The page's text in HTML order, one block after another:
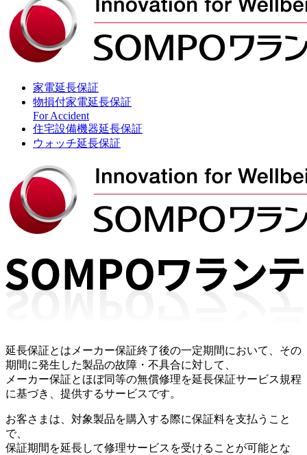
家電延長保証
物損付家電延長保証
For Accident
住宅設備機器延長保証
ウォッチ延長保証
延長保証とはメーカー保証終了後の一定期間において、その
期間に発生した製品の故障・不具合に対して、
メーカー保証とほぼ同等の無償修理を延長保証サービス規程
に基づき、提供するサービスです。
お客さまは、対象製品を購入する際に保証料を支払うこと
で、
保証期間を延長して修理サービスを受けることが可能とな